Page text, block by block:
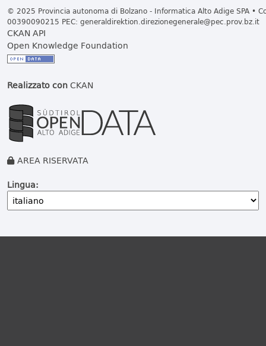
© 2025 Provincia autonoma di Bolzano - Informatica Alto Adige SPA •
00390090215 PEC: generaldirektion.direzionegenerale@pec.prov.bz.it
CKAN API
Open Knowledge Foundation
Realizzato conCKAN
AREA RISERVATA
Lingua